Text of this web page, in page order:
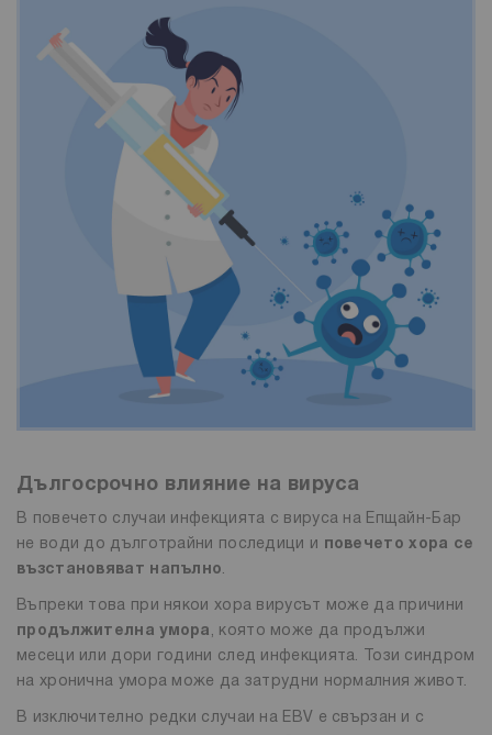
Дългосрочно влияние на вируса
В повечето случаи инфекцията с вируса на Епщайн-Бар
не води до дълготрайни последици и
повечето хора се
възстановяват напълно.
Въпреки това при някои хора вирусът може да причини
продължителна умора , която може да продължи
месеци или дори години след инфекцията. Този синдром
на хронична умора може да затрудни нормалния живот.
В изключително редки случаи на EBV е свързан и с